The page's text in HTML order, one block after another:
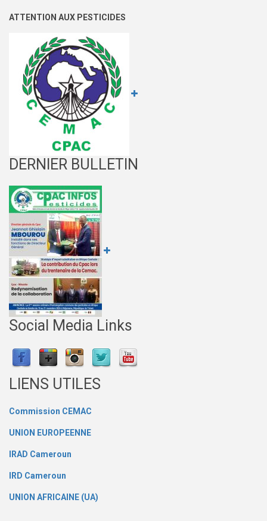
L'AFRIQUE
ATTENTION AUX PESTICIDES
DERNIER BULLETIN
Social Media Links
LIENS UTILES
Commission CEMAC
UNION EUROPEENNE
IRAD Cameroun
IRD Cameroun
UNION AFRICAINE (UA)